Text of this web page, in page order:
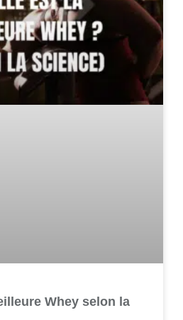
Whey selon la